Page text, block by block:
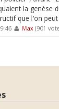
la genèse
que l'on
Max(901